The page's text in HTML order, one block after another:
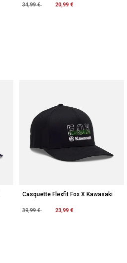
Price reduced from
34,99 €to 20,99 €
Casquette Flexfit Fox X Kawasaki
Price reduced from
39,99 €to 23,99 €